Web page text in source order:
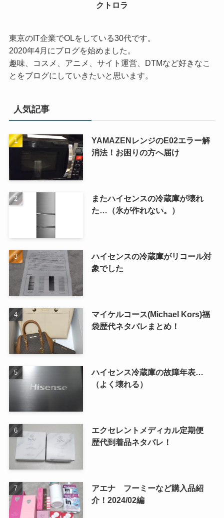
クトロラ
東京のIT企業でOLをしている30代です。
2020年4月にブログを始めました。
趣味、コスメ、アニメ、サイト運営、DTMなど好きなこ
とをブログにしていきたいと思います。
人気記事
YAMAZENレンジのE02エラー解
消法！お困りの方へ届け
またハイセンスの冷蔵庫が壊れ
た…（氷が作れない。）
ハイセンスの冷蔵庫がリコール対
象でした
マイケルコース(Michael Kors)福
袋歴代ネタバレまとめ！
ハイセンス冷蔵庫の故障年表…
（よく壊れる）
エクセレントメディカル定期便
歴代到着品ネタバレ！
アエナ フーミーなど購入品紹
介！2024/02編